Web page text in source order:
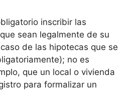
inscribir las
sean legalmente de su
de las hipotecas que se
no es
que un local o vivienda
para formalizar un